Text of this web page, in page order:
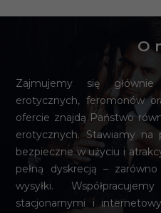
O
Zajmujemy się głównie
erotycznych, feromonów
ofercie znajdą Państwo
erotycznych. Stawiamy na
bezpieczne w użyciu i
pełną dyskrecją –
wysyłki.
stacjonarnymi i